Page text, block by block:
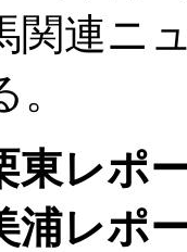
関連ニ
レポ
レポ